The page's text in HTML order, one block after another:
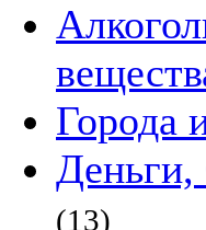
Города
(13)